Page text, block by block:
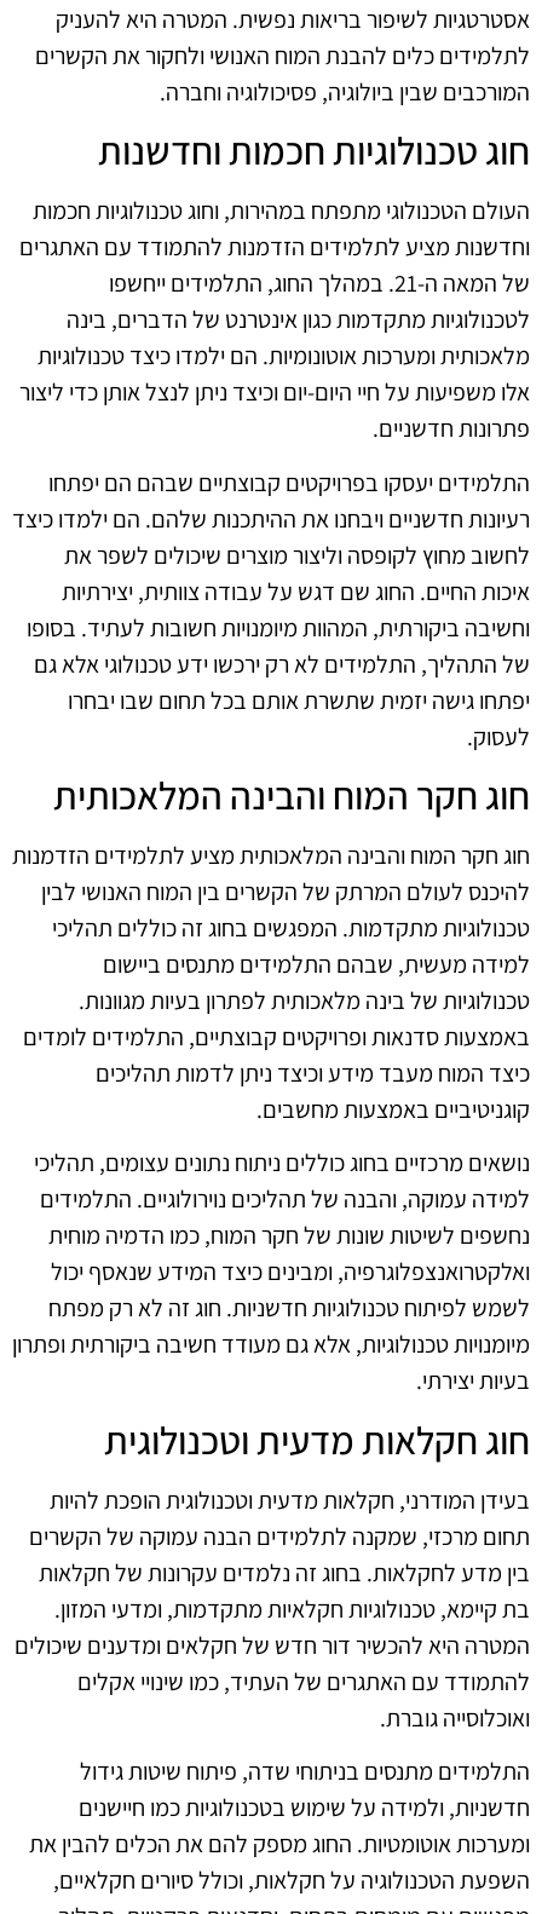
אסטרטגיות לשיפור בריאות נפשית. המטרה היא להעניק
לתלמידים כלים להבנת המוח האנושי ולחקור את הקשרים
המורכבים שבין ביולוגיה, פסיכולוגיה וחברה.
חוג טכנולוגיות חכמות וחדשנות
העולם הטכנולוגי מתפתח במהירות, וחוג טכנולוגיות חכמות
וחדשנות מציע לתלמידים הזדמנות להתמודד עם האתגרים
של המאה ה-21. במהלך החוג, התלמידים ייחשפו
לטכנולוגיות מתקדמות כגון אינטרנט של הדברים, בינה
מלאכותית ומערכות אוטונומיות. הם ילמדו כיצד טכנולוגיות
אלו משפיעות על חיי היום-יום וכיצד ניתן לנצל אותן כדי ליצור
פתרונות חדשניים.
התלמידים יעסקו בפרויקטים קבוצתיים שבהם הם יפתחו
רעיונות חדשניים ויבחנו את ההיתכנות שלהם. הם ילמדו כיצד
לחשוב מחוץ לקופסה וליצור מוצרים שיכולים לשפר את
איכות החיים. החוג שם דגש על עבודה צוותית, יצירתיות
וחשיבה ביקורתית, המהוות מיומנויות חשובות לעתיד. בסופו
של התהליך, התלמידים לא רק ירכשו ידע טכנולוגי אלא גם
יפתחו גישה יזמית שתשרת אותם בכל תחום שבו יבחרו
לעסוק.
חוג חקר המוח והבינה המלאכותית
חוג חקר המוח והבינה המלאכותית מציע לתלמידים הזדמנות
להיכנס לעולם המרתק של הקשרים בין המוח האנושי לבין
טכנולוגיות מתקדמות. המפגשים בחוג זה כוללים תהליכי
למידה מעשית, שבהם התלמידים מתנסים ביישום
טכנולוגיות של בינה מלאכותית לפתרון בעיות מגוונות.
באמצעות סדנאות ופרויקטים קבוצתיים, התלמידים לומדים
כיצד המוח מעבד מידע וכיצד ניתן לדמות תהליכים
קוגניטיביים באמצעות מחשבים.
נושאים מרכזיים בחוג כוללים ניתוח נתונים עצומים, תהליכי
למידה עמוקה, והבנה של תהליכים נוירולוגיים. התלמידים
נחשפים לשיטות שונות של חקר המוח, כמו הדמיה מוחית
ואלקטרואנצפלוגרפיה, ומבינים כיצד המידע שנאסף יכול
לשמש לפיתוח טכנולוגיות חדשניות. חוג זה לא רק מפתח
מיומנויות טכנולוגיות, אלא גם מעודד חשיבה ביקורתית ופתרון
בעיות יצירתי.
חוג חקלאות מדעית וטכנולוגית
בעידן המודרני, חקלאות מדעית וטכנולוגית הופכת להיות
תחום מרכזי, שמקנה לתלמידים הבנה עמוקה של הקשרים
בין מדע לחקלאות. בחוג זה נלמדים עקרונות של חקלאות
בת קיימא, טכנולוגיות חקלאיות מתקדמות, ומדעי המזון.
המטרה היא להכשיר דור חדש של חקלאים ומדענים שיכולים
להתמודד עם האתגרים של העתיד, כמו שינויי אקלים
ואוכלוסייה גוברת.
התלמידים מתנסים בניתוחי שדה, פיתוח שיטות גידול
חדשניות, ולמידה על שימוש בטכנולוגיות כמו חיישנים
ומערכות אוטומטיות. החוג מספק להם את הכלים להבין את
השפעת הטכנולוגיה על חקלאות, וכולל סיורים חקלאיים,